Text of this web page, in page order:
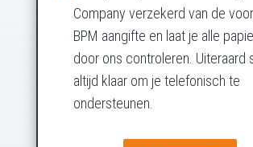
Company verzekerd van de
BPM aangifte en laat je alle
door ons controleren. Uiteraard
altijd klaar om je telefonisch te
ondersteunen.